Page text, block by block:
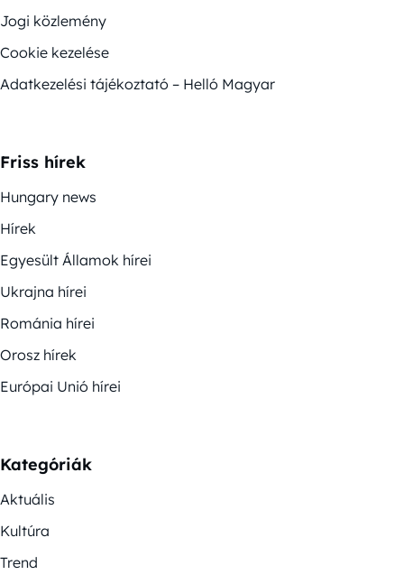
Jogi közlemény
Cookie kezelése
Adatkezelési tájékoztató – Helló Magyar
Friss hírek
Hungary news
Hírek
Egyesült Államok hírei
Ukrajna hírei
Románia hírei
Orosz hírek
Európai Unió hírei
Kategóriák
Aktuális
Kultúra
Trend